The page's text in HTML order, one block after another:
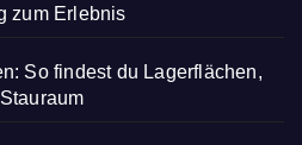
zum Erlebnis
So findest du Lagerflächen,